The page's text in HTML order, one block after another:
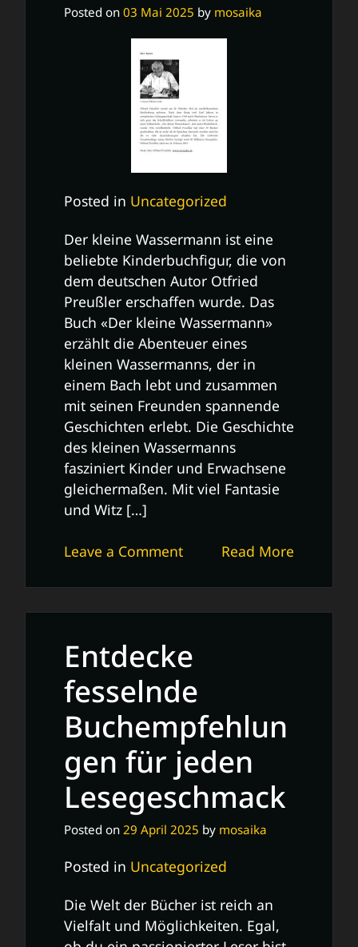
Posted on 03 Mai 2025 by mosaika
Posted in Uncategorized
Der kleine Wassermann ist eine
beliebte Kinderbuchfigur, die von
dem deutschen Autor Otfried
Preußler erschaffen wurde. Das
Buch «Der kleine Wassermann»
erzählt die Abenteuer eines
kleinen Wassermanns, der in
einem Bach lebt und zusammen
mit seinen Freunden spannende
Geschichten erlebt. Die Geschichte
des kleinen Wassermanns
fasziniert Kinder und Erwachsene
gleichermaßen. Mit viel Fantasie
und Witz […]
Read More
Leave a Commenton
zauberhaften
Abenteuer
kleinen
Entdecke
fesselnde
Buchempfehlun
gen für jeden
Lesegeschmack
Posted on 29 April 2025 by mosaika
Posted in Uncategorized
Die Welt der Bücher ist reich an
Vielfalt und Möglichkeiten. Egal,